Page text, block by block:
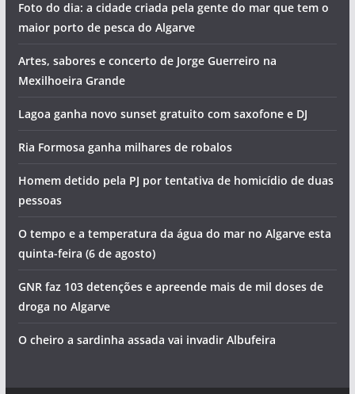
Foto do dia: a cidade criada pela gente do mar que tem o
maior porto de pesca do Algarve
Artes, sabores e concerto de Jorge Guerreiro na
Mexilhoeira Grande
Lagoa ganha novo sunset gratuito com saxofone e DJ
Ria Formosa ganha milhares de robalos
Homem detido pela PJ por tentativa de homicídio de duas
pessoas
O tempo e a temperatura da água do mar no Algarve esta
quinta-feira (6 de agosto)
GNR faz 103 detenções e apreende mais de mil doses de
droga no Algarve
O cheiro a sardinha assada vai invadir Albufeira